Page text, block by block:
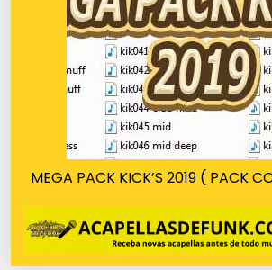
MEGA PACK KICK’S 2019 ( PACK